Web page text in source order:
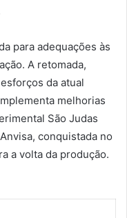
para adequações às
A retomada,
da atual
melhorias
São Judas
conquistada no
a volta da produção.